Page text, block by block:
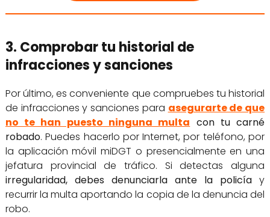
3. Comprobar tu historial de
infracciones y sanciones
Por último, es conveniente que compruebes tu historial
de infracciones y sanciones para asegurarte de que
no te han puesto ninguna multa con tu carné
robado. Puedes hacerlo por Internet, por teléfono, por
la aplicación móvil miDGT o presencialmente en una
jefatura provincial de tráfico. Si detectas alguna
irregularidad, debes denunciarla ante la policía y
recurrir la multa aportando la copia de la denuncia del
robo.